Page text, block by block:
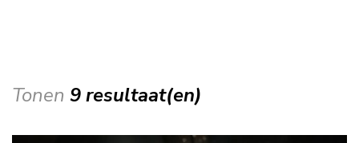
Tonen 9 resultaat(en)